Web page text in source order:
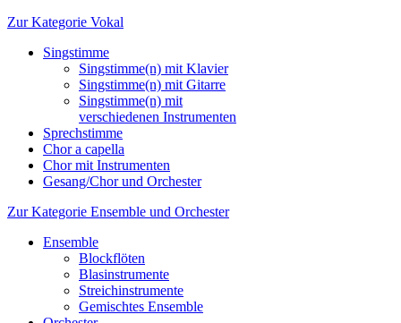
Zur Kategorie Vokal
Singstimme
Singstimme(n) mit Klavier
Singstimme(n) mit Gitarre
Singstimme(n) mit
verschiedenen Instrumenten
Sprechstimme
Chor a capella
Chor mit Instrumenten
Gesang/Chor und Orchester
Zur Kategorie Ensemble und Orchester
Ensemble
Blockflöten
Blasinstrumente
Streichinstrumente
Gemischtes Ensemble